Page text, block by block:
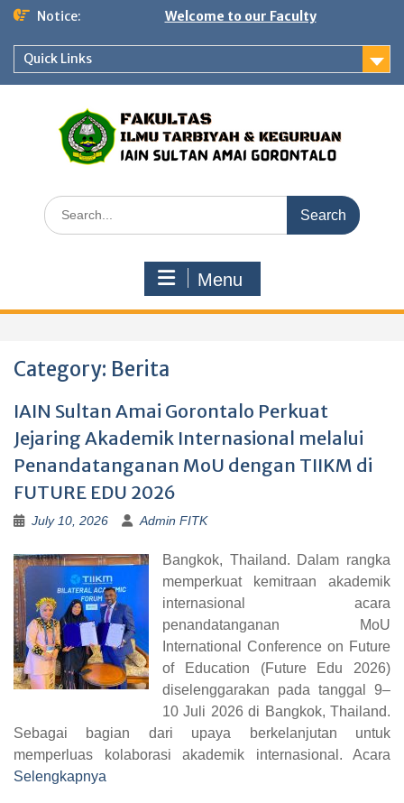
Notice: Welcome to our Faculty
Quick Links
Menu
Category: Berita
IAIN Sultan Amai Gorontalo Perkuat
Jejaring Akademik Internasional melalui
Penandatanganan MoU dengan TIIKM di
FUTURE EDU 2026
July 10, 2026 Admin FITK
Bangkok, Thailand. Dalam rangka
memperkuat kemitraan akademik
internasional acara
penandatanganan MoU
International Conference on Future
of Education (Future Edu 2026)
diselenggarakan pada tanggal 9–
10 Juli 2026 di Bangkok, Thailand.
Sebagai bagian dari upaya berkelanjutan untuk
memperluas kolaborasi akademik internasional. Acara
Selengkapnya